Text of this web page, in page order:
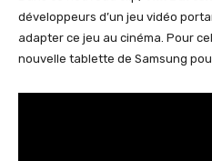
développeurs d’un jeu vidéo
adapter ce jeu au cinéma. Pour
nouvelle tablette de Samsung